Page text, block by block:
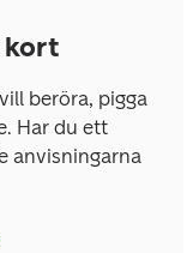
kort
beröra, pigga
Har du ett
anvisningarna